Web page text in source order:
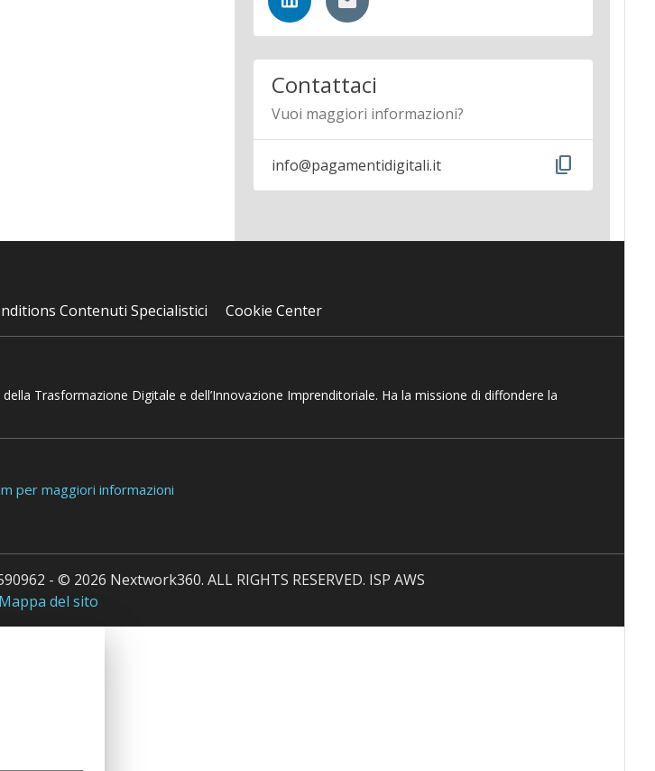
Contattaci
Vuoi maggiori informazioni?
info@pagamentidigitali.it content_copy
Contenuti Specialistici Cookie Center
Trasformazione Digitale e dell’Innovazione Imprenditoriale. Ha la missione di diffondere la
per maggiori informazioni
- © 2026 Nextwork360. ALL RIGHTS RESERVED. ISP AWS
Mappa del sito